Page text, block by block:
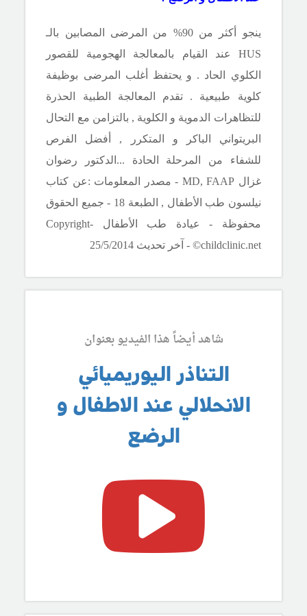
ينجو أكثر من 90% من المرضى المصابين بالـ
HUS
عند القيام بالمعالجة الهجومية للقصور
الكلوي الحاد . و يحتفظ أغلب المرضى بوظيفة
كلوية طبيعية . تقدم المعالجة الطبية الحذرة
للتظاهرات الدموية و الكلوية , بالتزامن مع التحال
البريتواني الباكر و المتكرر , أفضل الفرص
للشفاء من المرحلة الحادة ...الدكتور رضوان
غزال
- مصدر المعلومات :عن كتاب
نيلسون طب الأطفال , الطبعة 18 - جميع الحقوق
محفوظة - عيادة طب الأطفال -Copyright
©childclinic.net - آخر تحديث 25/5/2014
شاهد أيضاً هذا الفيديو بعنوان
التناذر اليوريميائي
الانحلالي عند الاطفال و
الرضع